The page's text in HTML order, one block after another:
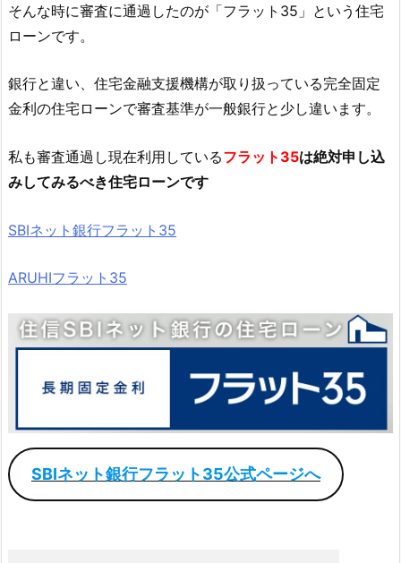
そんな時に審査に通過したのが「フラット35」という住宅
ローンです。
銀行と違い、住宅金融支援機構が取り扱っている完全固定
金利の住宅ローンで審査基準が一般銀行と少し違います。
私も審査通過し現在利用しているフラット35は絶対申し込
みしてみるべき住宅ローンです
SBIネット銀行フラット35
ARUHIフラット35
SBIネット銀行フラット35公式ページへ